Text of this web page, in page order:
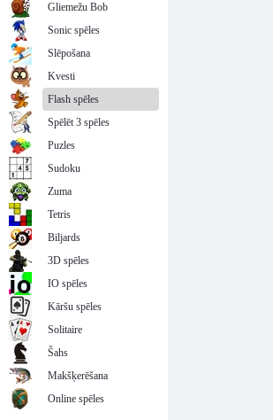
Gliemežu Bob
Sonic spēles
Slēpošana
Kvesti
Flash spēles
Spēlēt 3 spēles
Puzles
Sudoku
Zuma
Tetris
Biljards
3D spēles
IO spēles
Kāršu spēles
Solitaire
Šahs
Makšķerēšana
Online spēles